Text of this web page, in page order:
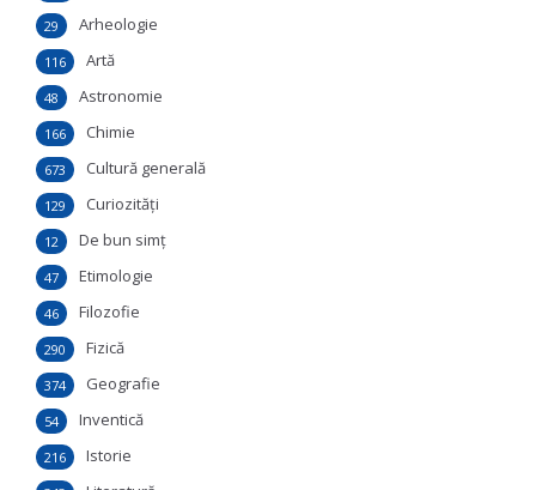
Arheologie
29
Artă
116
Astronomie
48
Chimie
166
Cultură generală
673
Curiozităţi
129
De bun simţ
12
Etimologie
47
Filozofie
46
Fizică
290
Geografie
374
Inventică
54
Istorie
216